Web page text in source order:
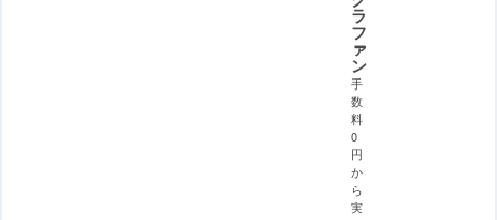
ラ
フ
ァ
ン
手
数
料
0
円
か
ら
実